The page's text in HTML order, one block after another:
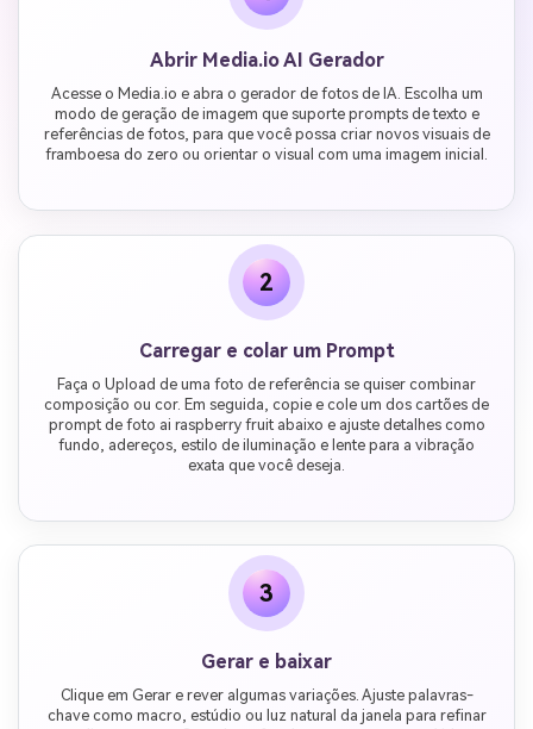
Abrir Media.io AI Gerador
Acesse o Media.io e abra o gerador de fotos de IA. Escolha um
modo de geração de imagem que suporte prompts de texto e
referências de fotos, para que você possa criar novos visuais de
framboesa do zero ou orientar o visual com uma imagem inicial.
2
Carregar e colar um Prompt
Faça o Upload de uma foto de referência se quiser combinar
composição ou cor. Em seguida, copie e cole um dos cartões de
prompt de foto ai raspberry fruit abaixo e ajuste detalhes como
fundo, adereços, estilo de iluminação e lente para a vibração
exata que você deseja.
3
Gerar e baixar
Clique em Gerar e rever algumas variações. Ajuste palavras-
chave como macro, estúdio ou luz natural da janela para refinar